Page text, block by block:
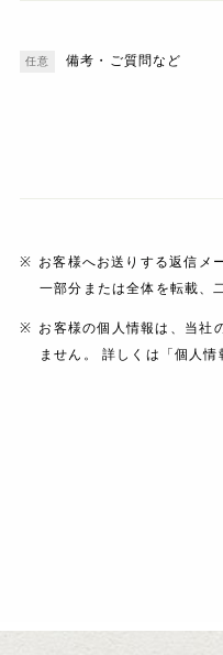
備考・ご質問など
お客様へお送りする返信メ
一部分または全体を転載、
お客様の個人情報は、当社
ません。 詳しくは「個人情